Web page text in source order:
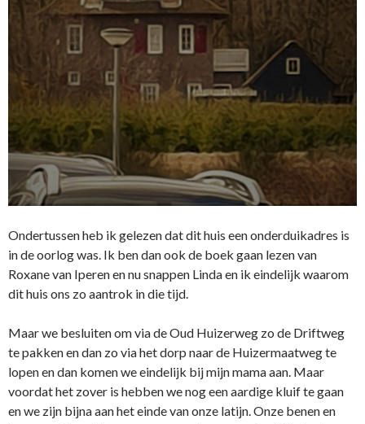
Ondertussen heb ik gelezen dat dit huis een onderduikadres is
in de oorlog was. Ik ben dan ook de boek gaan lezen van
Roxane van Iperen en nu snappen Linda en ik eindelijk waarom
dit huis ons zo aantrok in die tijd.
Maar we besluiten om via de Oud Huizerweg zo de Driftweg
te pakken en dan zo via het dorp naar de Huizermaatweg te
lopen en dan komen we eindelijk bij mijn mama aan. Maar
voordat het zover is hebben we nog een aardige kluif te gaan
en we zijn bijna aan het einde van onze latijn. Onze benen en